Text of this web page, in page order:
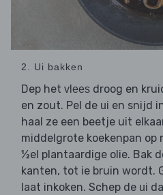
2. Ui bakken
Dep het vlees droog en
en zout. Pel de ui en snijd
haal ze een beetje uit
middelgrote koekenpan op
½el plantaardige olie. Bak
kanten, tot ie bruin wordt.
laat inkoken. Schep de ui